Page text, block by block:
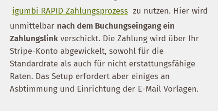
igumbi RAPID Zahlungsprozess zu nutzen. Hier wird
unmittelbar nach dem Buchungseingang ein
Zahlungslink verschickt. Die Zahlung wird über Ihr
Stripe-Konto abgewickelt, sowohl für die
Standardrate als auch für nicht erstattungsfähige
Raten. Das Setup erfordert aber einiges an
Asbtimmung und Einrichtung der E-Mail Vorlagen.